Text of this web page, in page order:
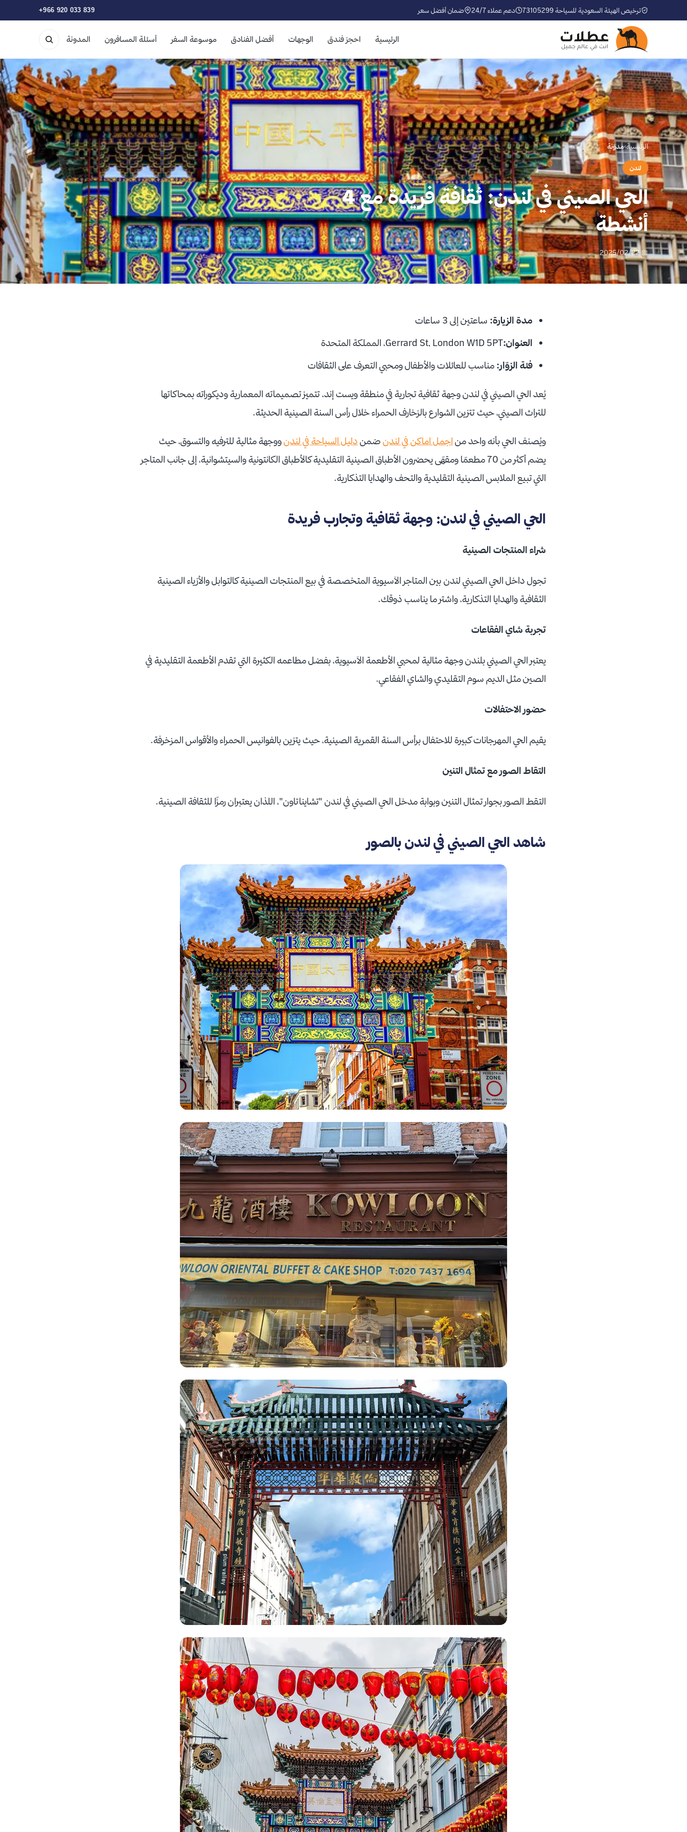
ترخيص الهيئة السعودية للسياحة 73105299 دعم عملاء 24/7 ضمان أفضل سعر +966 920 033 839
الرئيسية احجز فندق الوجهات أفضل الفنادق موسوعة السفر أسئلة المسافرون المدونة
الرئيسية›مدوّنة
لندن
الحي الصيني في لندن: ثقافة فريدة مع 4
أنشطة
📅 2025/02/22
مدة الزيارة: ساعتين إلى 3 ساعات
العنوان:Gerrard St, London W1D 5PT، المملكة المتحدة
فئة الزوّار: مناسب للعائلات والأطفال ومحبي التعرف على الثقافات
يُعد الحي الصيني في لندن وجهة ثقافية تجارية في منطقة ويست إند، تتميز تصميماته المعمارية وديكوراته بمحاكاتها
للتراث الصيني، حيث تتزين الشوارع بالزخارف الحمراء خلال رأس السنة الصينية الحديثة.
ويُصنف الحي بأنه واحد من اجمل اماكن في لندن ضمن دليل السياحة في لندنووجهة مثالية للترفيه والتسوق، حيث
يضم أكثر من 70 مطعمًا ومقهًى يحضرون الأطباق الصينية التقليدية كالأطباق الكانتونية والسيتشوانية، إلى جانب المتاجر
التي تبيع الملابس الصينية التقليدية والتحف والهدايا التذكارية.
الحي الصيني في لندن: وجهة ثقافية وتجارب فريدة
شراء المنتجات الصينية
تجول داخل الحي الصيني لندن بين المتاجر الآسيوية المتخصصة في بيع المنتجات الصينية كالتوابل والأزياء الصينية
الثقافية والهدايا التذكارية، واشتر ما يناسب ذوقك.
تجربة شاي الفقاعات
يعتبر الحي الصيني بلندن وجهة مثالية لمحبي الأطعمة الآسيوية، بفضل مطاعمه الكثيرة التي تقدم الأطعمة التقليدية في
الصين مثل الديم سوم التقليدي والشاي الفقاعي.
حضور الاحتفالات
يقيم الحي المهرجانات كبيرة للاحتفال برأس السنة القمرية الصينية، حيث يتزين بالفوانيس الحمراء والأقواس المزخرفة.
التقاط الصور مع تمثال التنين
التقط الصور بجوار تمثال التنين وبوابة مدخل الحي الصيني في لندن "تشايناتاون"، اللذان يعتبران رمزًا للثقافة الصينية.
شاهد الحي الصيني في لندن بالصور